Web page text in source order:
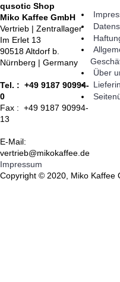
qusotic Shop
Miko Kaffee GmbH
Vertrieb | Zentrallager
Im Erlet 13
90518 Altdorf b.
Nürnberg | Germany
Tel. : +49 9187 90994-
0
Fax : +49 9187 90994-
13
E-Mail:
vertrieb@mikokaffee.de
Über
Impressum
Copyright © 2020, Miko Kaffee